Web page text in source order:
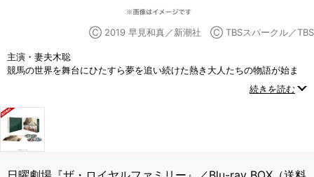
Ⓒ 2019 早見和真／新潮社 Ⓒ TBSスパークル／TBS
主演・妻夫木聡
競馬の世界を舞台にひたすら夢を追い続けた熱き大人たちの物語が始ま
家族や仲間たちとの絆で奇跡を起こしていく人間と競走馬の20年にわた
る壮大なストーリー！
続きを読む